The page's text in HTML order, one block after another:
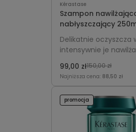
Kérastase
Szampon
nabłyszczający
Kérastase Gloss
Hydra-Glaze
Delikatnie oczyszcza
intensywnie je
nadaje im świetlisty
obciążania.
99,00 zł150,00 zł
Najniższa cena: 88,50 zł
promocja